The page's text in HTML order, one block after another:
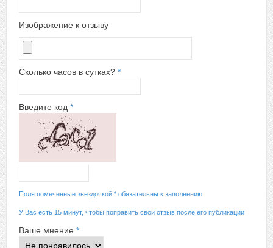
Изображение к отзыву
Сколько часов в сутках? *
Введите код *
Поля помеченные звездочкой * обязательны к заполнению
У Вас есть 15 минут, чтобы поправить свой отзыв после его публикации
Ваше мнение *